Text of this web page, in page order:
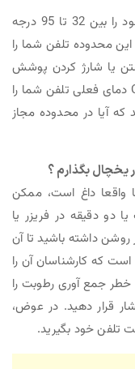
سامسونگ از شما می خواهد که دستگاه خود را بین 32 تا 95 درجه
دارید. این محدوده تلفن شما را
یا شارژ کردن پوشش
می دهد. برنامه هایی مانند Cooling Master دمای فعلی تلفن شما را
آیا در محدوده مجاز
یخچال بگذارم ؟
داغ است، ممکن
دقیقه در فریزر یا
داشته باشید تا آن
است که کارشناسان آن را
خطر جمع آوری رطوبت را
قرار دهید. در عوض،
تلفن خود بگیرید.